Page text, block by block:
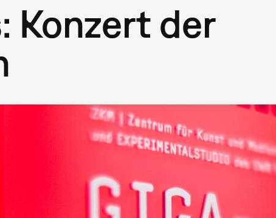
Konzert der